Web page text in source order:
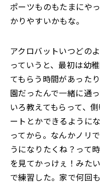
ポーツものもたまにや
かりやすいかもな。
アクロバットいつどの
っていうと、最初は幼
てもらう時間があった
園だったんで一緒に通
いろ教えてもらって、
ートとかできるように
ってから。なんかノリ
うになりたくね？って
を見てかっけぇ！みた
で練習した。家で何回